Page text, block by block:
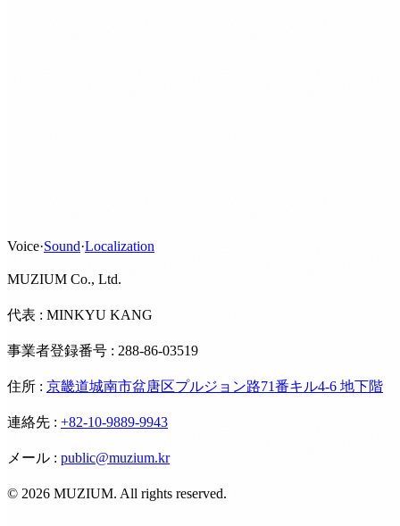
Voice·Sound·Localization
MUZIUM Co., Ltd.
代表 : MINKYU KANG
事業者登録番号 : 288-86-03519
住所 : 京畿道城南市盆唐区プルジョン路71番キル4-6 地下階
連絡先 : +82-10-9889-9943
メール : public@muzium.kr
© 2026 MUZIUM. All rights reserved.